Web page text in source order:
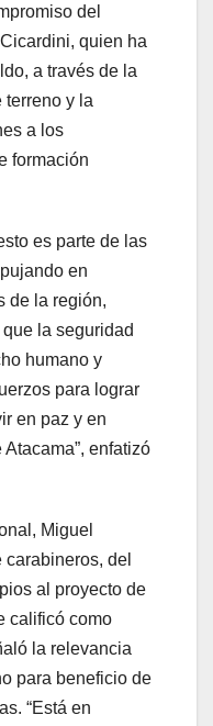
del
quien ha
a través de la
terreno y la
a los
formación
es parte de las
en
de la región,
la seguridad
humano y
para lograr
en paz y en
enfatizó
Miguel
del
al proyecto de
calificó como
la relevancia
para beneficio de
“Está en